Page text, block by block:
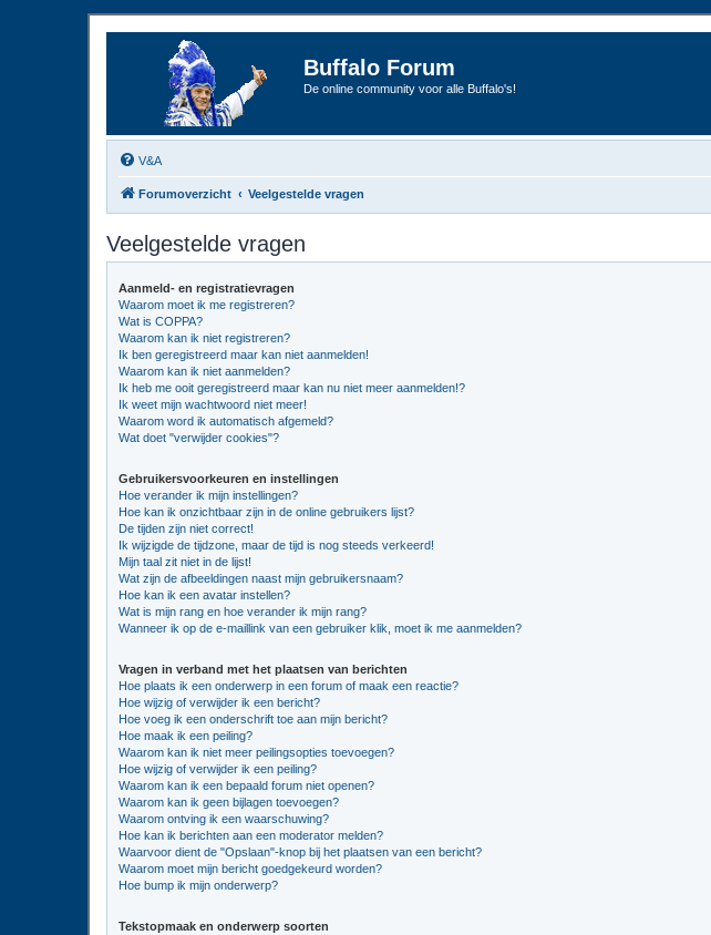
Buffalo Forum
De online community voor alle Buffalo's!
V&A
Forumoverzicht Veelgestelde vragen
Veelgestelde vragen
Aanmeld- en registratievragen
Waarom moet ik me registreren?
Wat is COPPA?
Waarom kan ik niet registreren?
Ik ben geregistreerd maar kan niet aanmelden!
Waarom kan ik niet aanmelden?
Ik heb me ooit geregistreerd maar kan nu niet meer aanmelden!?
Ik weet mijn wachtwoord niet meer!
Waarom word ik automatisch afgemeld?
Wat doet "verwijder cookies"?
Gebruikersvoorkeuren en instellingen
Hoe verander ik mijn instellingen?
Hoe kan ik onzichtbaar zijn in de online gebruikers lijst?
De tijden zijn niet correct!
Ik wijzigde de tijdzone, maar de tijd is nog steeds verkeerd!
Mijn taal zit niet in de lijst!
Wat zijn de afbeeldingen naast mijn gebruikersnaam?
Hoe kan ik een avatar instellen?
Wat is mijn rang en hoe verander ik mijn rang?
Wanneer ik op de e-maillink van een gebruiker klik, moet ik me aanmelden?
Vragen in verband met het plaatsen van berichten
Hoe plaats ik een onderwerp in een forum of maak een reactie?
Hoe wijzig of verwijder ik een bericht?
Hoe voeg ik een onderschrift toe aan mijn bericht?
Hoe maak ik een peiling?
Waarom kan ik niet meer peilingsopties toevoegen?
Hoe wijzig of verwijder ik een peiling?
Waarom kan ik een bepaald forum niet openen?
Waarom kan ik geen bijlagen toevoegen?
Waarom ontving ik een waarschuwing?
Hoe kan ik berichten aan een moderator melden?
Waarvoor dient de "Opslaan"-knop bij het plaatsen van een bericht?
Waarom moet mijn bericht goedgekeurd worden?
Hoe bump ik mijn onderwerp?
Tekstopmaak en onderwerp soorten